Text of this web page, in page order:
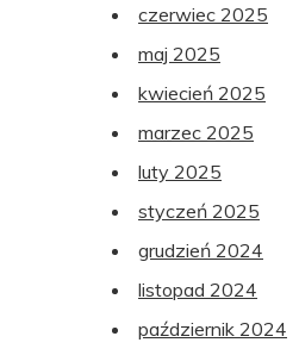
czerwiec 2025
maj 2025
kwiecień 2025
marzec 2025
luty 2025
styczeń 2025
grudzień 2024
listopad 2024
październik 2024